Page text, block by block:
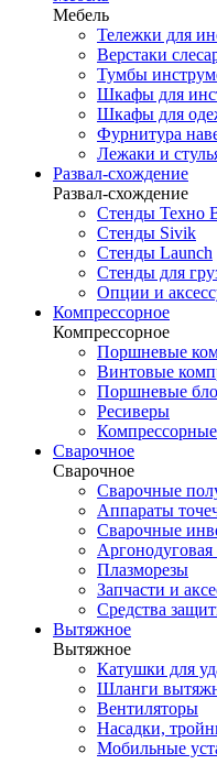
Мебель
Тележки для
Верстаки
Тумбы
Шкафы для
Шкафы для
Фурнитура
Лежаки и
Развал-схождение
Развал-схождение
Стенды Техно
Стенды Sivik
Стенды Launch
Стенды для
Опции и
Компрессорное
Компрессорное
Поршневые
Винтовые
Поршневые
Ресиверы
Сварочное
Сварочное
Сварочные
Аппараты
Сварочные
Аргонодуговая
Плазморезы
Запчасти и
Средства
Вытяжное
Вытяжное
Катушки для
Шланги
Вентиляторы
Насадки,
Мобильные